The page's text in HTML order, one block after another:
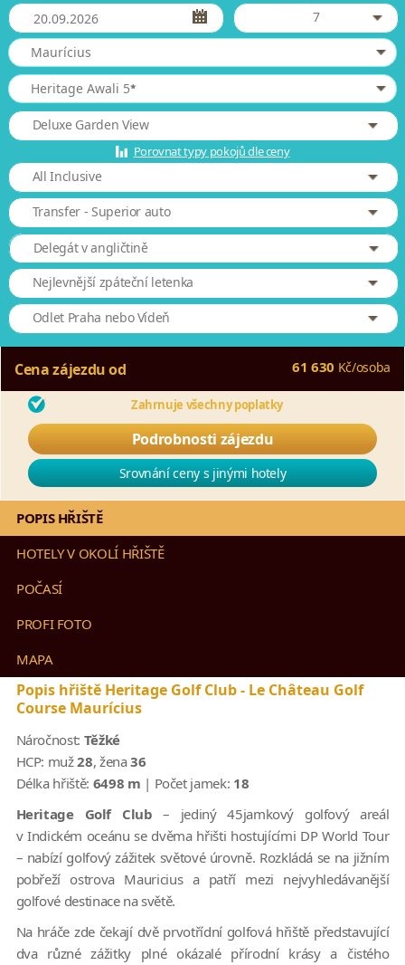
7
Maurícius
Heritage Awali 5*
Deluxe Garden View
Porovnat typy pokojů dle ceny
All Inclusive
Transfer - Superior auto
Delegát v angličtině
Nejlevnější zpáteční letenka
Odlet Praha nebo Vídeň
Cena zájezdu od 61 630 Kč/osoba
Zahrnuje všechny poplatky
Podrobnosti zájezdu
Srovnání ceny s jinými hotely
POPIS HŘIŠTĚ
HOTELY V OKOLÍ HŘIŠTĚ
POČASÍ
PROFI FOTO
MAPA
Popis hřiště Heritage Golf Club - Le Château Golf
Course Maurícius
Náročnost: Těžké
HCP: muž28, žena36
Délka hřiště: 6498 m | Počet jamek: 18
Heritage Golf Club – jediný 45jamkový golfový areál
v Indickém oceánu se dvěma hřišti hostujícími DP World Tour
– nabízí golfový zážitek světové úrovně. Rozkládá se na jižním
pobřeží ostrova Mauricius a patří mezi nejvyhledávanější
golfové destinace na světě.
Na hráče zde čekají dvě prvotřídní golfová hřiště představující
dva různé zážitky plné okázalé přírodní krásy a čistého